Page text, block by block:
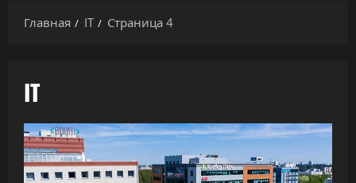
Главная IT Страница 4
IT